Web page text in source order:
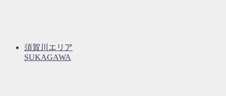
須賀川エリア
SUKAGAWA